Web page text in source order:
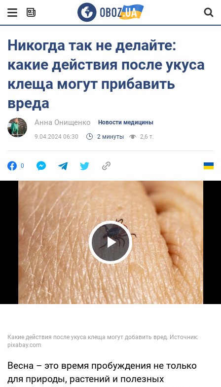
Никогда так не делайте:
какие действия после укуса
клеща могут прибавить
вреда
Анна Онищенко Новости медицины
9.04.2024 06:30 2 минуты 2,6 т.
0
Play Video
Весна – это время пробуждения не только
для природы, растений и полезных